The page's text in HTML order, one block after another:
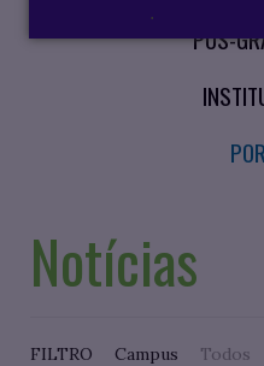
.
PÓS-
Notícias
FILTRO
Campus